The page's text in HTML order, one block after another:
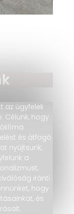
az ügyfelek
Célunk, hogy
és átfogó
nyújtsunk,
a
iránti
hogy
és